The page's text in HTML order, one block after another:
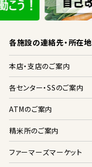
各施設の連絡先・所在地
本店・支店のご案内
各センター・SSのご案内
ATMのご案内
精米所のご案内
ファーマーズマーケット